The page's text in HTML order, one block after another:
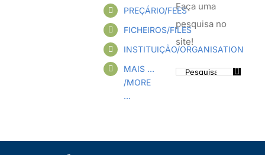
PREÇÁRIO/FEES
FICHEIROS/FILES
INSTITUIÇÃO/ORGANISATION
MAIS …
/MORE
…
Faça uma
pesquisa no
site!
Pesquisar